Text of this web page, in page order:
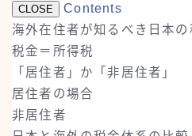
CLOSE
Contents
海外在住者が知るべき日本の
税金＝所得税
「居住者」か「非居住者」
居住者の場合
非居住者